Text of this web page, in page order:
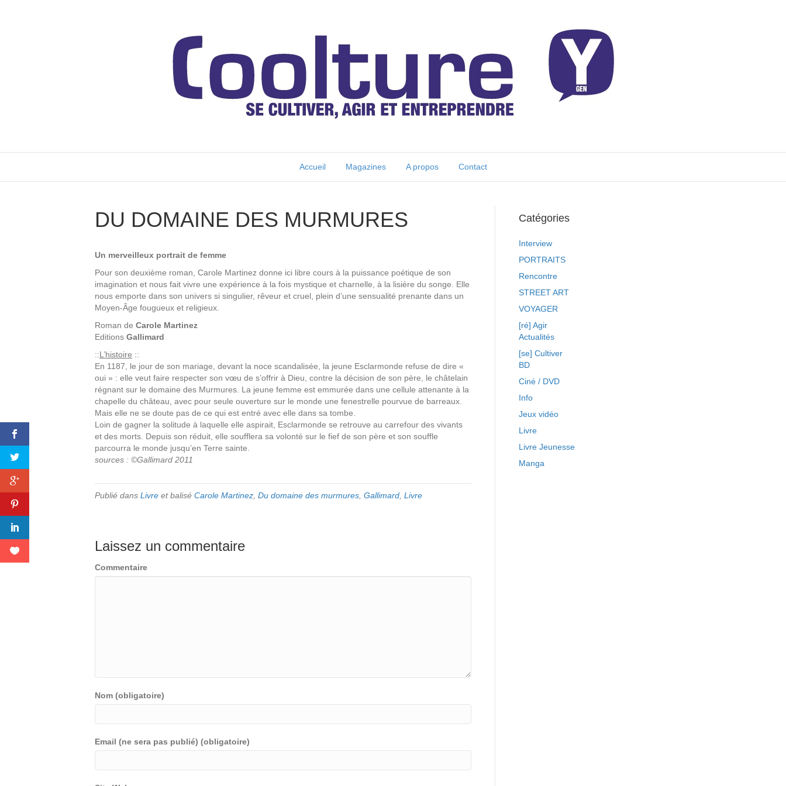
Accueil Magazines A propos Contact
DU DOMAINE DES MURMURES
Un merveilleux portrait de femme
Pour son deuxième roman, Carole Martinez donne ici libre cours à la puissance poétique de son
imagination et nous fait vivre une expérience à la fois mystique et charnelle, à la lisière du songe. Elle
nous emporte dans son univers si singulier, rêveur et cruel, plein d’une sensualité prenante dans un
Moyen-Âge fougueux et religieux.
Roman de Carole Martinez
Editions Gallimard
::L’histoire ::
En 1187, le jour de son mariage, devant la noce scandalisée, la jeune Esclarmonde refuse de dire «
oui » : elle veut faire respecter son vœu de s’offrir à Dieu, contre la décision de son père, le châtelain
régnant sur le domaine des Murmures. La jeune femme est emmurée dans une cellule attenante à la
chapelle du château, avec pour seule ouverture sur le monde une fenestrelle pourvue de barreaux.
Mais elle ne se doute pas de ce qui est entré avec elle dans sa tombe.
Loin de gagner la solitude à laquelle elle aspirait, Esclarmonde se retrouve au carrefour des vivants
et des morts. Depuis son réduit, elle soufflera sa volonté sur le fief de son père et son souffle
parcourra le monde jusqu’en Terre sainte.
sources : ©Gallimard 2011
Publié dans Livre et balisé Carole Martinez Du domaine des murmures Gallimard Livre
Laissez un commentaire
Commentaire
Nom (obligatoire)
Email (ne sera pas publié) (obligatoire)
Catégories
Interview
PORTRAITS
Rencontre
STREET ART
VOYAGER
[ré] Agir
Actualités
[se] Cultiver
BD
Ciné / DVD
Info
Jeux vidéo
Livre
Livre Jeunesse
Manga